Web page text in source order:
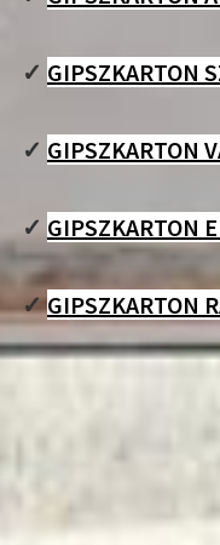
✓ GIPSZKARTON
✓ GIPSZKARTON
✓ GIPSZKARTON
✓GIPSZKARTON